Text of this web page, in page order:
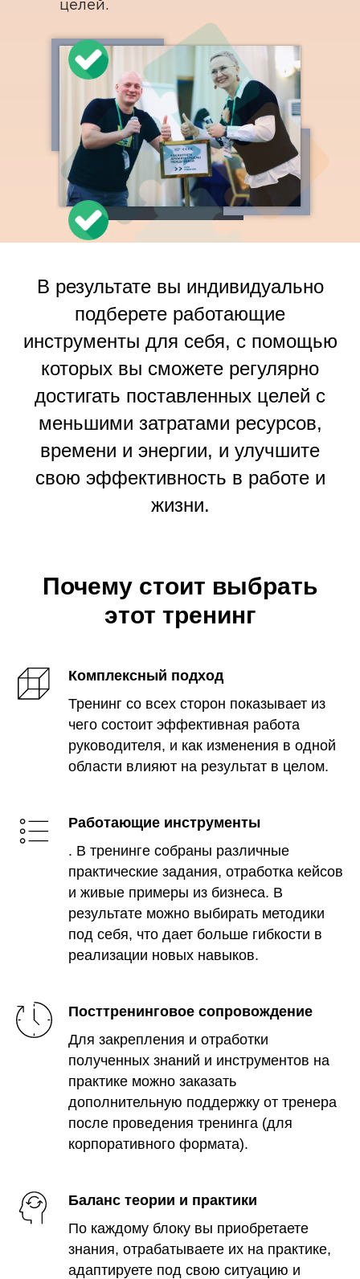
целей.
В результате вы индивидуально
подберете работающие
инструменты для себя, с помощью
которых вы сможете регулярно
достигать поставленных целей с
меньшими затратами ресурсов,
времени и энергии, и улучшите
свою эффективность в работе и
жизни.
Почему стоит выбрать
этот тренинг
Комплексный подход
Тренинг со всех сторон показывает из
чего состоит эффективная работа
руководителя, и как изменения в одной
области влияют на результат в целом.
Работающие инструменты
. В тренинге собраны различные
практические задания, отработка кейсов
и живые примеры из бизнеса. В
результате можно выбирать методики
под себя, что дает больше гибкости в
реализации новых навыков.
Посттренинговое сопровождение
Для закрепления и отработки
полученных знаний и инструментов на
практике можно заказать
дополнительную поддержку от тренера
после проведения тренинга (для
корпоративного формата).
Баланс теории и практики
По каждому блоку вы приобретаете
знания, отрабатываете их на практике,
адаптируете под свою ситуацию и